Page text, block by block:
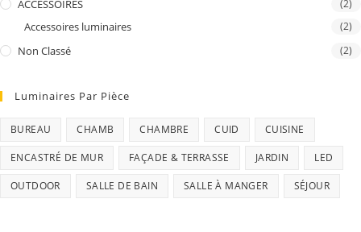
ACCESSOIRES (2)
Accessoires luminaires (2)
Non Classé (2)
Luminaires Par Pièce
BUREAU CHAMB CHAMBRE CUID CUISINE
ENCASTRÉ DE MUR FAÇADE & TERRASSE JARDIN LED
OUTDOOR SALLE DE BAIN SALLE À MANGER SÉJOUR